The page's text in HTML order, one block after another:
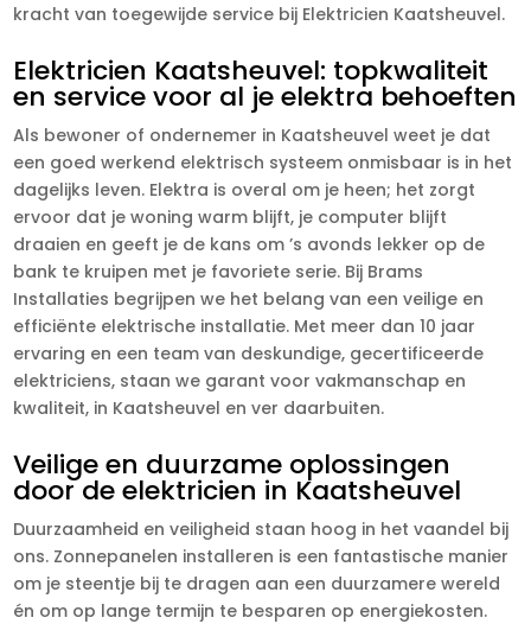
kracht van toegewijde service bij Elektricien Kaatsheuvel.
Elektricien Kaatsheuvel: topkwaliteit
en service voor al je elektra behoeften
Als bewoner of ondernemer in Kaatsheuvel weet je dat
een goed werkend elektrisch systeem onmisbaar is in het
dagelijks leven. Elektra is overal om je heen; het zorgt
ervoor dat je woning warm blijft, je computer blijft
draaien en geeft je de kans om ’s avonds lekker op de
bank te kruipen met je favoriete serie. Bij Brams
Installaties begrijpen we het belang van een veilige en
efficiënte elektrische installatie. Met meer dan 10 jaar
ervaring en een team van deskundige, gecertificeerde
elektriciens, staan we garant voor vakmanschap en
kwaliteit, in Kaatsheuvel en ver daarbuiten.
Veilige en duurzame oplossingen
door de elektricien in Kaatsheuvel
Duurzaamheid en veiligheid staan hoog in het vaandel bij
ons. Zonnepanelen installeren is een fantastische manier
om je steentje bij te dragen aan een duurzamere wereld
én om op lange termijn te besparen op energiekosten.